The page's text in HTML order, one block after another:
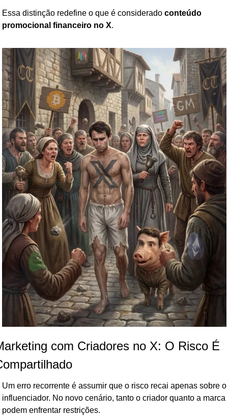
Essa distinção redefine o que é considerado conteúdo
promocional financeiro no X.
com Criadores no X: O Risco É
Um erro recorrente é assumir que o risco recai apenas sobre o
influenciador. No novo cenário, tanto o criador quanto a marca
podem enfrentar restrições.